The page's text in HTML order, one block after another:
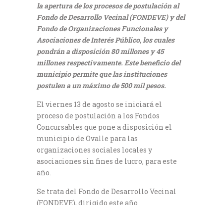
la apertura de los procesos de postulación al
Fondo de Desarrollo Vecinal (FONDEVE) y del
Fondo de Organizaciones Funcionales y
Asociaciones de Interés Público, los cuales
pondrán a disposición 80 millones y 45
millones respectivamente. Este beneficio del
municipio permite que las instituciones
postulen a un máximo de 500 mil pesos.
El viernes 13 de agosto se iniciará el
proceso de postulación a los Fondos
Concursables que pone a disposición el
municipio de Ovalle para las
organizaciones sociales locales y
asociaciones sin fines de lucro, para este
año.
Se trata del Fondo de Desarrollo Vecinal
(FONDEVE), dirigido este año